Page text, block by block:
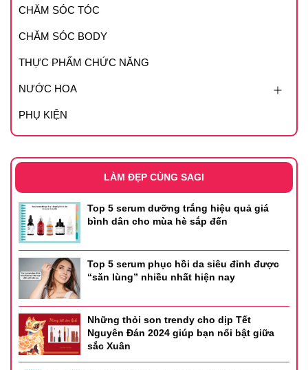
CHĂM SÓC TÓC
CHĂM SÓC BODY
THỰC PHẨM CHỨC NĂNG
NƯỚC HOA
PHỤ KIỆN
LÀM ĐẸP CÙNG SAGI
Top 5 serum dưỡng trắng hiệu quả giá
bình dân cho mùa hè sắp đến
Top 5 serum phục hồi da siêu đỉnh được
“săn lùng” nhiều nhất hiện nay
Những thỏi son trendy cho dịp Tết
Nguyên Đán 2024 giúp bạn nổi bật giữa
sắc Xuân